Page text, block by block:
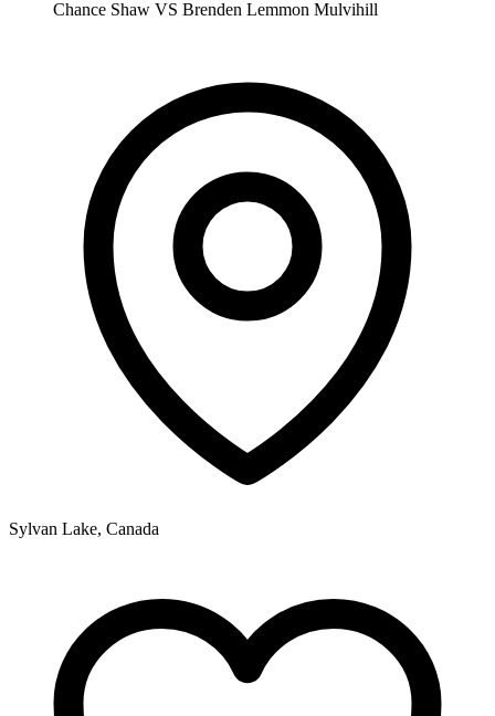
Chance Shaw VS Brenden Lemmon Mulvihill
Sylvan Lake, Canada